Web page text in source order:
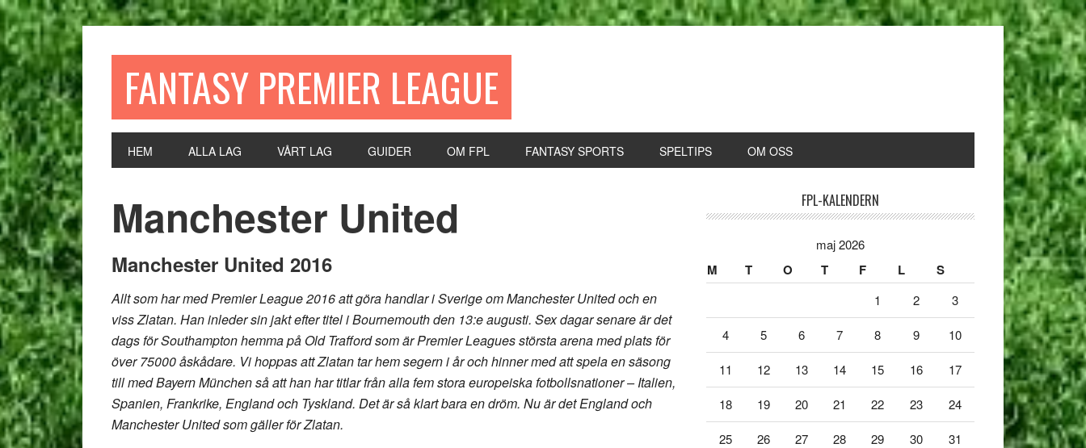
FANTASY PREMIER LEAGUE
HEM ALLA LAG VÅRT LAG GUIDER OM FPL FANTASY SPORTS SPELTIPS OM OSS
Manchester United
Manchester United 2016
Allt som har med Premier League 2016 att göra handlar i Sverige om Manchester United och en
viss Zlatan. Han inleder sin jakt efter titel i Bournemouth den 13:e augusti. Sex dagar senare är det
dags för Southampton hemma på Old Trafford som är Premier Leagues största arena med plats för
över 75000 åskådare. Vi hoppas att Zlatan tar hem segern i år och hinner med att spela en säsong
till med Bayern München så att han har titlar från alla fem stora europeiska fotbollsnationer – Italien,
Spanien, Frankrike, England och Tyskland. Det är så klart bara en dröm. Nu är det England och
Manchester United som gäller för Zlatan.
FPL-KALENDERN
maj 2026
M T O T F L S
1 2 3
4 5 6 7 8 9 10
11 12 13 14 15 16 17
18 19 20 21 22 23 24
25 26 27 28 29 30 31